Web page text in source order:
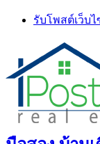
Skip
รับโพสต์เว็บ